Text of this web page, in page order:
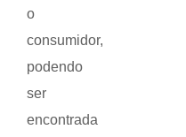
o
consumidor,
podendo
ser
encontrada